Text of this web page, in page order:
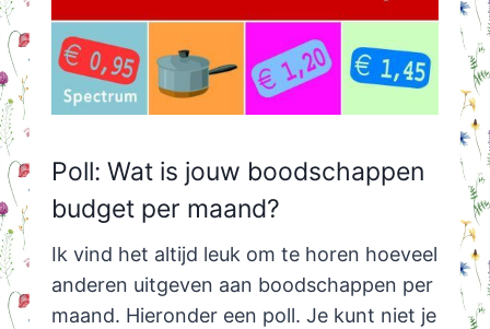
Poll: Wat is jouw boodschappen
budget per maand?
Ik vind het altijd leuk om te horen hoeveel
anderen uitgeven aan boodschappen per
maand. Hieronder een poll. Je kunt niet je